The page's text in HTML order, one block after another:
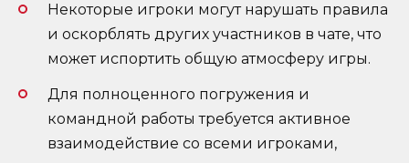
Некоторые игроки могут нарушать правила
и оскорблять других участников в чате, что
может испортить общую атмосферу игры.
Для полноценного погружения и
командной работы требуется активное
взаимодействие со всеми игроками,